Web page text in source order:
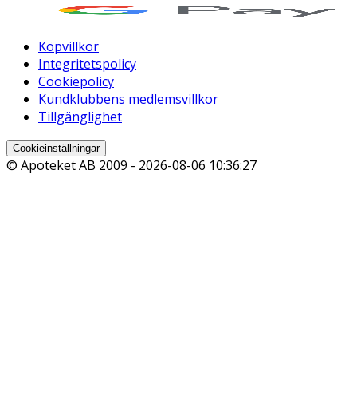
Köpvillkor
Integritetspolicy
Cookiepolicy
Kundklubbens medlemsvillkor
Tillgänglighet
Cookieinställningar
© Apoteket AB 2009 - 2026-08-06 10:36:27